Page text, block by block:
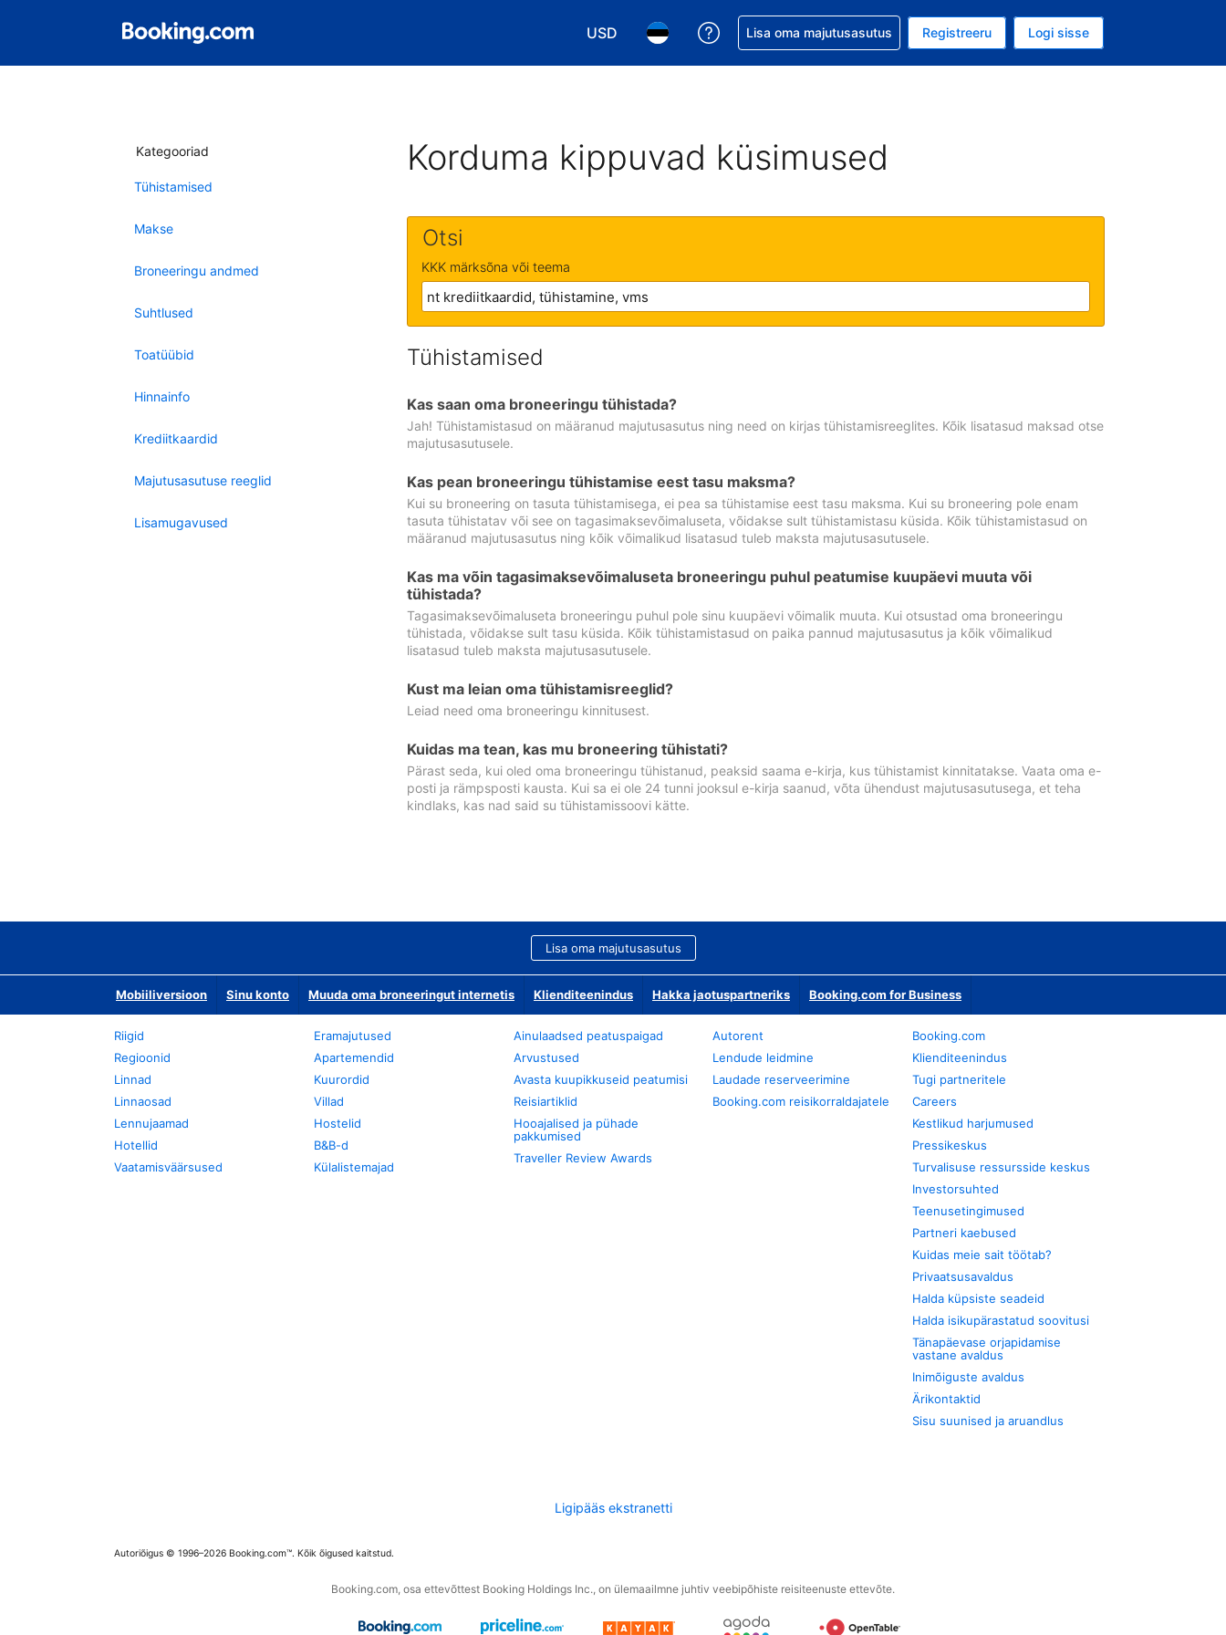
USD
Vali valuuta. Praegune valitud valuuta on USA dollar
Vali keel. Praegune valitud keel on Eesti keeles
Saa broneeringuga abi
Lisa oma majutusasutus Registreeru Logi sisse
Kategooriad
Tühistamised
Makse
Broneeringu andmed
Suhtlused
Toatüübid
Hinnainfo
Krediitkaardid
Majutusasutuse reeglid
Lisamugavused
Korduma kippuvad küsimused
Otsi
KKK märksõna või teema
Tühistamised
Kas saan oma broneeringu tühistada?
Jah! Tühistamistasud on määranud majutusasutus ning need on kirjas tühistamisreeglites. Kõik lisatasud maksad otse
majutusasutusele.
Kas pean broneeringu tühistamise eest tasu maksma?
Kui su broneering on tasuta tühistamisega, ei pea sa tühistamise eest tasu maksma. Kui su broneering pole enam
tasuta tühistatav või see on tagasimaksevõimaluseta, võidakse sult tühistamistasu küsida. Kõik tühistamistasud on
määranud majutusasutus ning kõik võimalikud lisatasud tuleb maksta majutusasutusele.
Kas ma võin tagasimaksevõimaluseta broneeringu puhul peatumise kuupäevi muuta või
tühistada?
Tagasimaksevõimaluseta broneeringu puhul pole sinu kuupäevi võimalik muuta. Kui otsustad oma broneeringu
tühistada, võidakse sult tasu küsida. Kõik tühistamistasud on paika pannud majutusasutus ja kõik võimalikud
lisatasud tuleb maksta majutusasutusele.
Kust ma leian oma tühistamisreeglid?
Leiad need oma broneeringu kinnitusest.
Kuidas ma tean, kas mu broneering tühistati?
Pärast seda, kui oled oma broneeringu tühistanud, peaksid saama e-kirja, kus tühistamist kinnitatakse. Vaata oma e-
posti ja rämpsposti kausta. Kui sa ei ole 24 tunni jooksul e-kirja saanud, võta ühendust majutusasutusega, et teha
kindlaks, kas nad said su tühistamissoovi kätte.
Lisa oma majutusasutus
Mobiiliversioon Sinu konto Muuda oma broneeringut internetis Klienditeenindus Hakka jaotuspartneriks Booking.com for Business
Riigid
Regioonid
Linnad
Linnaosad
Lennujaamad
Hotellid
Vaatamisväärsused
Eramajutused
Apartemendid
Kuurordid
Villad
Hostelid
B&B-d
Külalistemajad
Ainulaadsed peatuspaigad
Arvustused
Avasta kuupikkuseid peatumisi
Reisiartiklid
Hooajalised ja pühade
pakkumised
Traveller Review Awards
Autorent
Lendude leidmine
Laudade reserveerimine
Booking.com reisikorraldajatele
Booking.com
Klienditeenindus
Tugi partneritele
Careers
Kestlikud harjumused
Pressikeskus
Turvalisuse ressursside keskus
Investorsuhted
Teenusetingimused
Partneri kaebused
Kuidas meie sait töötab?
Privaatsusavaldus
Halda küpsiste seadeid
Halda isikupärastatud soovitusi
Tänapäevase orjapidamise
vastane avaldus
Inimõiguste avaldus
Ärikontaktid
Sisu suunised ja aruandlus
Ligipääs ekstranetti
Autoriõigus © 1996–2026 Booking.com™. Kõik õigused kaitstud.
Booking.com, osa ettevõttest Booking Holdings Inc., on ülemaailmne juhtiv veebipõhiste reisiteenuste ettevõte.